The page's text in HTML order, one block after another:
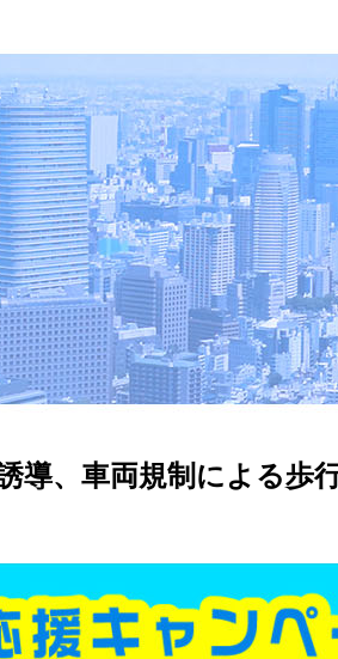
導、車両規制による歩